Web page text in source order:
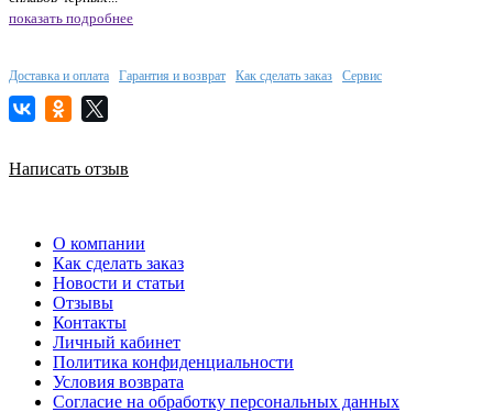
показать подробнее
Доставка и оплата Гарантия и возврат Как сделать заказ Сервис
Написать отзыв
О компании
Как сделать заказ
Новости и статьи
Отзывы
Контакты
Личный кабинет
Политика конфиденциальности
Условия возврата
Согласие на обработку персональных данных